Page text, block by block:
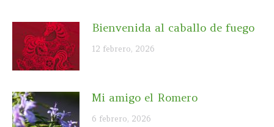
Bienvenida al caballo de fuego
12 febrero, 2026
Mi amigo el Romero
6 febrero, 2026